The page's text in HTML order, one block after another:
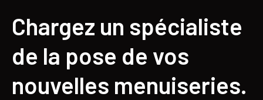
Chargez un spécialiste
de la pose de vos
nouvelles menuiseries.